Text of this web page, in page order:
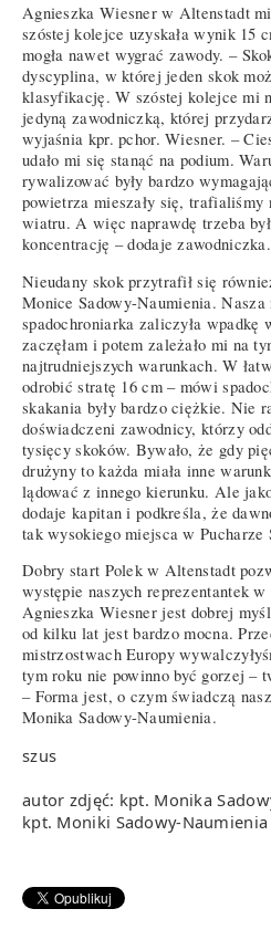
Agnieszka Wiesner w Altenstadt
szóstej kolejce uzyskała wynik 15
mogła nawet wygrać zawody. –
dyscyplina, w której jeden skok
klasyfikację. W szóstej kolejce mi
jedyną zawodniczką, której
wyjaśnia kpr. pchor. Wiesner. –
udało mi się stanąć na podium.
rywalizować były bardzo
powietrza mieszały się, trafialiśmy
wiatru. A więc naprawdę trzeba
koncentrację – dodaje zawodniczka.
Nieudany skok przytrafił się
Monice Sadowy-Naumienia.
spadochroniarka zaliczyła
zaczęłam i potem zależało mi na
najtrudniejszych warunkach. W
odrobić stratę 16 cm – mówi
skakania były bardzo ciężkie. Nie
doświadczeni zawodnicy, którzy
tysięcy skoków. Bywało, że gdy
drużyny to każda miała inne
lądować z innego kierunku. Ale
dodaje kapitan i podkreśla, że
tak wysokiego miejsca w Pucharze
Dobry start Polek w Altenstadt
występie naszych reprezentantek
Agnieszka Wiesner jest dobrej
od kilku lat jest bardzo mocna.
mistrzostwach Europy
tym roku nie powinno być gorzej –
– Forma jest, o czym świadczą
Monika Sadowy-Naumienia.
szus
autor zdjęć: kpt. Monika
kpt. Moniki Sadowy-Naumienia